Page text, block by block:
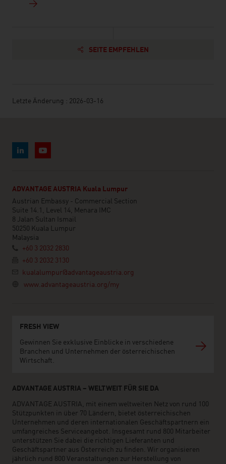
SEITE EMPFEHLEN
Letzte Änderung : 2026-03-16
ADVANTAGE AUSTRIA Kuala Lumpur
Austrian Embassy - Commercial Section
Suite 14.1, Level 14, Menara IMC
8 Jalan Sultan Ismail
50250 Kuala Lumpur
Malaysia
+60 3 2032 2830
+60 3 2032 3130
kualalumpur@advantageaustria.org
www.advantageaustria.org/my
FRESH VIEW
Gewinnen Sie exklusive Einblicke in verschiedene
Branchen und Unternehmen der österreichischen
Wirtschaft.
ADVANTAGE AUSTRIA – WELTWEIT FÜR SIE DA
ADVANTAGE AUSTRIA, mit einem weltweiten Netz von rund 100
Stützpunkten in über 70 Ländern, bietet österreichischen
Unternehmen und deren internationalen Geschäftspartnern ein
umfangreiches Serviceangebot. Insgesamt rund 800 Mitarbeiter
unterstützen Sie dabei die richtigen Lieferanten und
Geschäftspartner aus Österreich zu finden. Wir organisieren
jährlich rund 800 Veranstaltungen zur Herstellung von